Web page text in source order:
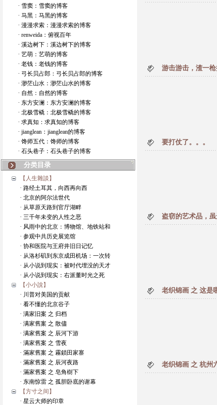
· 雪窦：雪窦的博客
· 马黑：马黑的博客
· 漫漫求索：漫漫求索的博客
· renweida：俯视百年
· 溪边树下：溪边树下的博客
· 艺萌：艺萌的博客
· 老钱：老钱的博客
· 弓长贝占郎：弓长贝占郎的博客
· 渺茫山水：渺茫山水的博客
· 自然：自然的博客
· 东方安澜：东方安澜的博客
· 北极雪橇：北极雪橇的博客
· 求真知：求真知的博客
· jianglean：jianglean的博客
· 馋师五代：馋师的博客
· 石头巷子：石头巷子的博客
分类目录
【人生雜談】
· 路经土耳其，向西再向西
· 北京的阿尔法世代
· 从草原天路到官厅湖畔
· 三千年未变的人性之恶
· 风雨中的北京：博物馆、地铁站和
· 参观中共历史展览馆
· 协和医院与王府井旧日记忆
· 从洛杉矶到东京成田机场：一次转
· 从小说到现实：被时代埋没的天才
· 从小说到现实：右派董时光之死
【小小說】
· 川普对美国的贡献
· 看不懂的北京谷子
· 满家旧案 之 归档
· 满家舊案 之 散儘
· 满家舊案 之 辰河下游
· 满家舊案 之 雪夜
· 滿家舊案 之 霧鎖田家寨
· 滿家舊案 之 辰河夜路
· 滿家舊案 之 皂角樹下
· 东南惊雷 之 孤胆卧底的谢幕
【方寸之间】
· 星云大师的印章
游击游击，渣一
要打仗了。。。
盗窃的艺术品，
老织锦画 之 这是
老织锦画 之 杭州